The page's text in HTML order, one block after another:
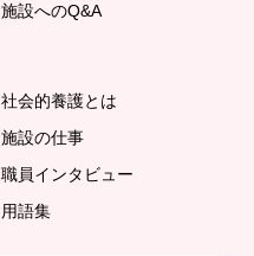
施設へのQ&A
社会的養護とは
施設の仕事
職員インタビュー
用語集